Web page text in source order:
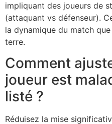
impliquant des joueurs de
(attaquant vs défenseur).
la dynamique du match
terre.
Comment
joueur est
listé ?
Réduisez la mise